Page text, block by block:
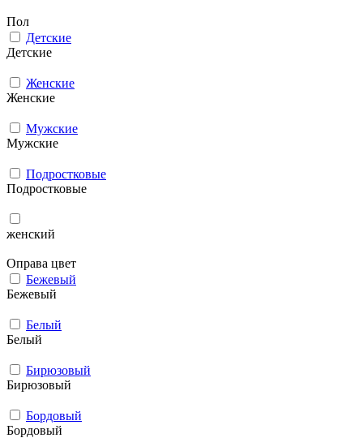
Пол
Детские
Детские
Женские
Женские
Мужcкие
Мужcкие
Подростковые
Подростковые
женский
Оправа цвет
Бежевый
Бежевый
Белый
Белый
Бирюзовый
Бирюзовый
Бордовый
Бордовый